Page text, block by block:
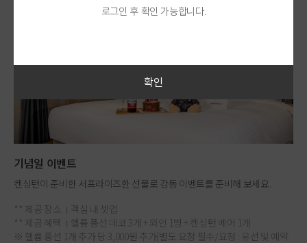
기념일 이벤트
켄싱턴이 준비한 서프라이즈한 선물로 감동 이벤트를 준비해 보세요.
** 제공 장소 । 객실 내 셋업
** 제공 혜택 । 헬륨 풍선 데코 3개 + 와인 1병 + 켄싱턴 베어 1개
※ 헬륨 풍선 1개 추가 당 3,000원 추가(별도 요청 필수/요청 : 유선 및 예약
로그인 후 확인 가능합니다.
확인